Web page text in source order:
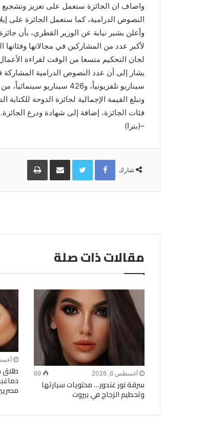
واضاف ان الجائزة ستعمل على تعزيز وتشجيع
النصوص الدرامية، كما ستعمل الجائزة على
وأعلن بشير نيابة عن الوزير القطري، بأن
لأكبر عدد من المشاركين في مجالاتها وفئاتها
لجان التحكيم متسعا من الوقت لقراءة
سيناريو تلفزيونياً، و426 سيناريو سينمائياً، من 29 بلدا من مختلف بلدان العالم.
فئات الجائزة، إضافة إلى شهادة ودرع الجائزة.
–(بترا)
شارك
Facebook
Twitterمشاركة
البريد
طباعة
مقالات ذات صلة
أغسطس 6, 2026 69
سرقة نور غندور… محتويات سيارتها
وتحطيم الزجاج في بيروت
أغسطس